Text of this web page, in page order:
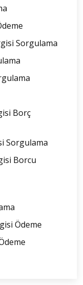
Sorgulama
Borç
Sorgulama
Borcu
Ödeme